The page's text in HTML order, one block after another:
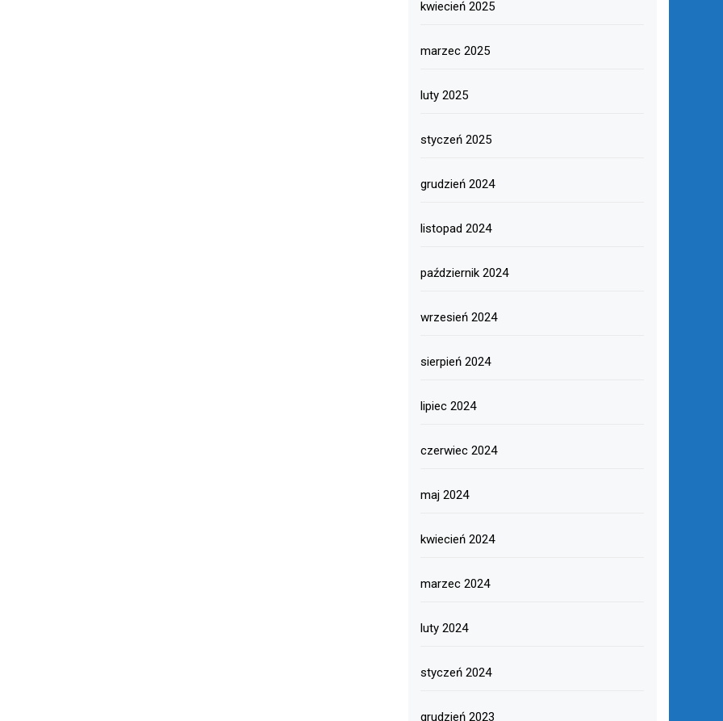
kwiecień 2025
marzec 2025
luty 2025
styczeń 2025
grudzień 2024
listopad 2024
październik 2024
wrzesień 2024
sierpień 2024
lipiec 2024
czerwiec 2024
maj 2024
kwiecień 2024
marzec 2024
luty 2024
styczeń 2024
grudzień 2023